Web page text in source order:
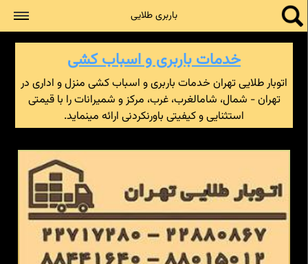
باربری طلایی
خدمات باربری و اسباب کشی
اتوبار طلایی تهران خدمات باربری و اسباب کشی منزل و اداری در
تهران - شمال، شامالغرب، غرب، مرکز و شمیرانات را با قیمتی
استثنایی و کیفیتی باورنکردنی ارائه مینماید.
جستجو